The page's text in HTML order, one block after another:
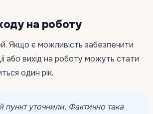
на роботу
Якщо є можливість забезпечити
або вихід на роботу можуть стати
один рік.
уточнили. Фактично така